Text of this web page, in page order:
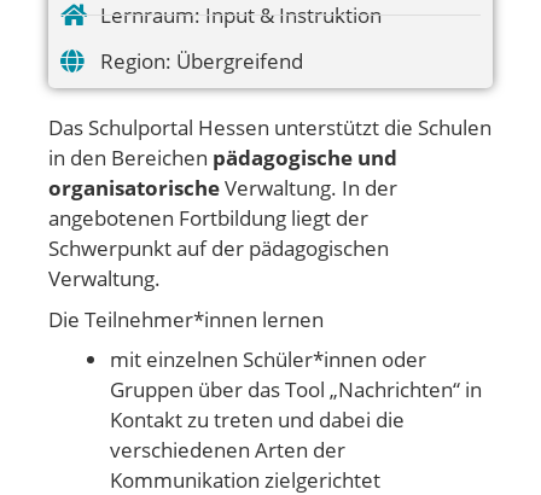
Lernraum: Input & Instruktion
Region: Übergreifend
Das Schulportal Hessen unterstützt die Schulen
in den Bereichen pädagogische und
organisatorischeVerwaltung. In der
angebotenen Fortbildung liegt der
Schwerpunkt auf der pädagogischen
Verwaltung.
Die Teilnehmer*innen lernen
mit einzelnen Schüler*innen oder
Gruppen über das Tool „Nachrichten“ in
Kontakt zu treten und dabei die
verschiedenen Arten der
Kommunikation zielgerichtet